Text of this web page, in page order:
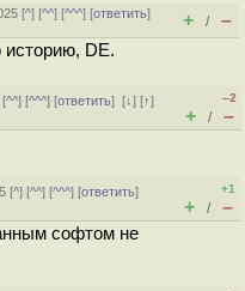
[^] [^^] [^^^] [ответить]
+ / –
DE.
[^^] [^^^] [ответить][↓] [↑]
–2
+ / –
[^] [^^] [^^^] [ответить]
+1
+ / –
софтом не